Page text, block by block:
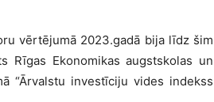
vērtējumā 2023.gadā bija līdz šim
Rīgas Ekonomikas augstskolas un
“Ārvalstu investīciju vides indekss